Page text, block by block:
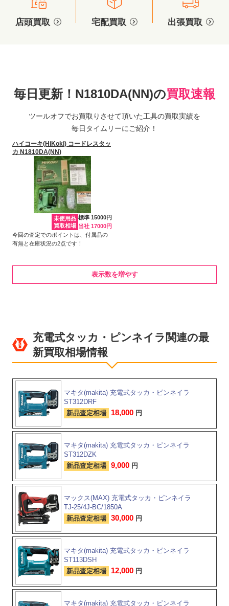
店頭買取 宅配買取 出張買取
毎日更新！N1810DA(NN)の買取速報
ツールオフでお買取りさせて頂いた工具の買取実績を
毎日タイムリーにご紹介！
ハイコーキ(HiKoki) コードレスタッ
カ N1810DA(NN)
未使用品
買取相場
標準 15000円
当社 17000円
今回の査定でのポイントは、付属品の
有無と在庫状況の2点です！
表示数を増やす
充電式タッカ・ピンネイラ関連の最
新買取相場情報
マキタ(makita) 充電式タッカ・ピンネイラ
ST312DRF
新品査定相場 18,000 円
マキタ(makita) 充電式タッカ・ピンネイラ
ST312DZK
新品査定相場 9,000 円
マックス(MAX) 充電式タッカ・ピンネイラ
TJ-25/4J-BC/1850A
新品査定相場 30,000 円
マキタ(makita) 充電式タッカ・ピンネイラ
ST113DSH
新品査定相場 12,000 円
マキタ(makita) 充電式タッカ・ピンネイラ